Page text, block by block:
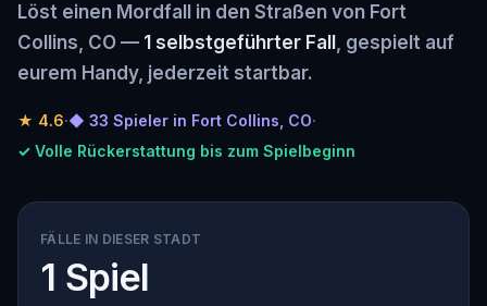
Löst einen Mordfall in den Straßen von Fort
Collins, CO — 1 selbstgeführter Fall , gespielt auf
eurem Handy, jederzeit startbar.
★ 4.6·◆ 33 Spieler in Fort Collins, CO·
✓ Volle Rückerstattung bis zum Spielbeginn
FÄLLE IN DIESER STADT
1 Spiel